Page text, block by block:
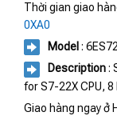
Thời gian giao
0XA0
Model :
Description:
for S7-22X CPU,
Giao hàng ngay ở